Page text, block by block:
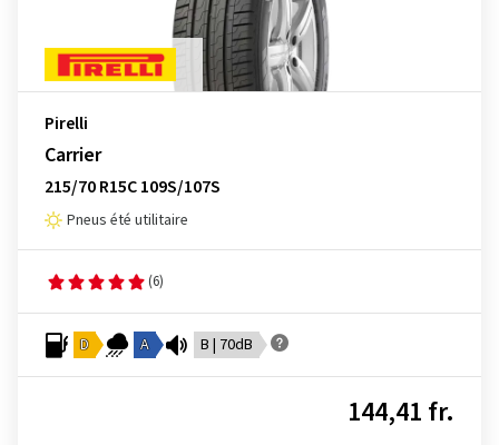
Pirelli
Carrier
215/70 R15C 109S/107S
Pneus été utilitaire
(6)
D A B | 70dB
144,41 fr.